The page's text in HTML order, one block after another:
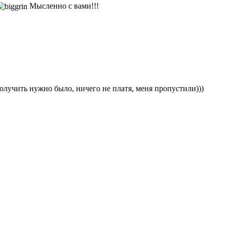
Мысленно с вами!!!
нужно было, ничего не платя, меня пропустили)))